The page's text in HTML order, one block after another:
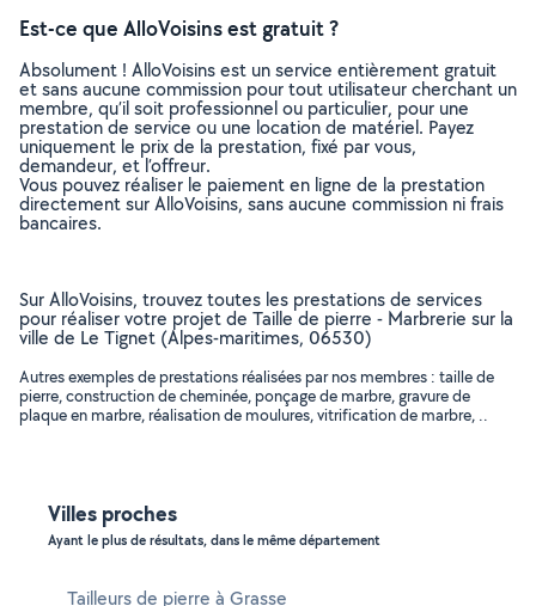
Est-ce que AlloVoisins est gratuit ?
Absolument ! AlloVoisins est un service entièrement gratuit
et sans aucune commission pour tout utilisateur cherchant un
membre, qu’il soit professionnel ou particulier, pour une
prestation de service ou une location de matériel. Payez
uniquement le prix de la prestation, fixé par vous,
demandeur, et l’offreur.
Vous pouvez réaliser le paiement en ligne de la prestation
directement sur AlloVoisins, sans aucune commission ni frais
bancaires.
Sur AlloVoisins, trouvez toutes les prestations de services
pour réaliser votre projet de Taille de pierre - Marbrerie sur la
ville de Le Tignet (Alpes-maritimes, 06530)
Autres exemples de prestations réalisées par nos membres : taille de
pierre, construction de cheminée, ponçage de marbre, gravure de
plaque en marbre, réalisation de moulures, vitrification de marbre, ..
Villes proches
Ayant le plus de résultats, dans le même département
Tailleurs de pierre à Grasse